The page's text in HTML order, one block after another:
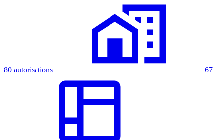
80 autorisations 67